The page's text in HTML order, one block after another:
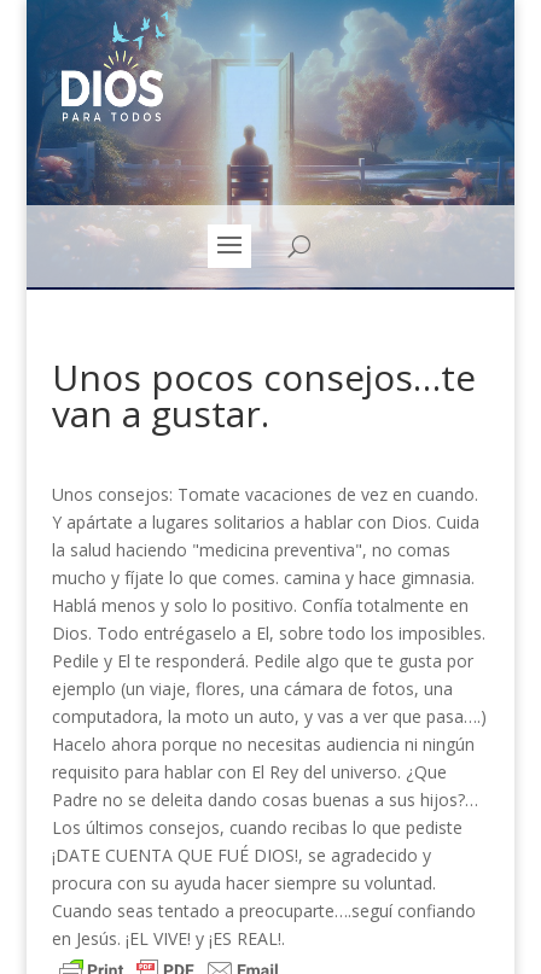
Unos pocos consejos…te
van a gustar.
Unos consejos: Tomate vacaciones de vez en cuando.
Y apártate a lugares solitarios a hablar con Dios. Cuida
la salud haciendo "medicina preventiva", no comas
mucho y fíjate lo que comes. camina y hace gimnasia.
Hablá menos y solo lo positivo. Confía totalmente en
Dios. Todo entrégaselo a El, sobre todo los imposibles.
Pedile y El te responderá. Pedile algo que te gusta por
ejemplo (un viaje, flores, una cámara de fotos, una
computadora, la moto un auto, y vas a ver que pasa….)
Hacelo ahora porque no necesitas audiencia ni ningún
requisito para hablar con El Rey del universo. ¿Que
Padre no se deleita dando cosas buenas a sus hijos?…
Los últimos consejos, cuando recibas lo que pediste
¡DATE CUENTA QUE FUÉ DIOS!, se agradecido y
procura con su ayuda hacer siempre su voluntad.
Cuando seas tentado a preocuparte….seguí confiando
en Jesús. ¡EL VIVE! y ¡ES REAL!.